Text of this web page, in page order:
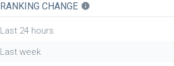
RANKING CHANGE info
Last 24 hours
Last week